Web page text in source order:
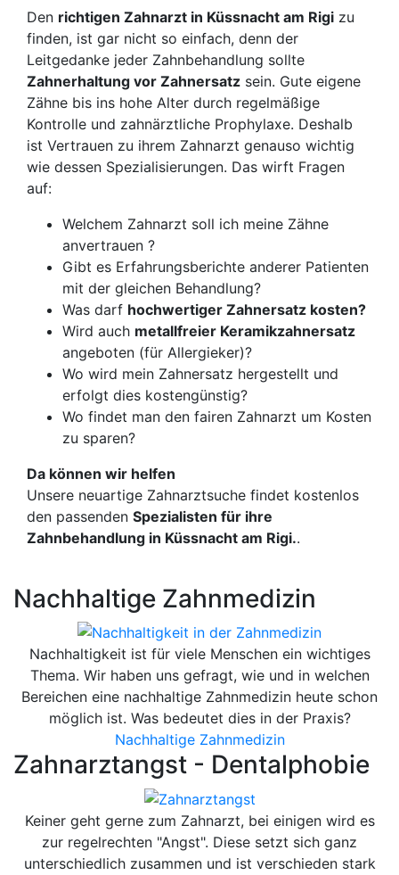
Den richtigen Zahnarzt in Küssnacht am Rigi zu
finden, ist gar nicht so einfach, denn der
Leitgedanke jeder Zahnbehandlung sollte
Zahnerhaltung vor Zahnersatz sein. Gute eigene
Zähne bis ins hohe Alter durch regelmäßige
Kontrolle und zahnärztliche Prophylaxe. Deshalb
ist Vertrauen zu ihrem Zahnarzt genauso wichtig
wie dessen Spezialisierungen. Das wirft Fragen
auf:
Welchem Zahnarzt soll ich meine Zähne
anvertrauen ?
Gibt es Erfahrungsberichte anderer Patienten
mit der gleichen Behandlung?
Was darf hochwertiger Zahnersatz kosten?
Wird auch metallfreier Keramikzahnersatz
angeboten (für Allergieker)?
Wo wird mein Zahnersatz hergestellt und
erfolgt dies kostengünstig?
Wo findet man den fairen Zahnarzt um Kosten
zu sparen?
Da können wir helfen
Unsere neuartige Zahnarztsuche findet kostenlos
den passenden Spezialisten für ihre
Zahnbehandlung in Küssnacht am Rigi..
Nachhaltige Zahnmedizin
Nachhaltigkeit ist für viele Menschen ein wichtiges
Thema. Wir haben uns gefragt, wie und in welchen
Bereichen eine nachhaltige Zahnmedizin heute schon
möglich ist. Was bedeutet dies in der Praxis?
Nachhaltige Zahnmedizin
Zahnarztangst - Dentalphobie
Keiner geht gerne zum Zahnarzt, bei einigen wird es
zur regelrechten "Angst". Diese setzt sich ganz
unterschiedlich zusammen und ist verschieden stark